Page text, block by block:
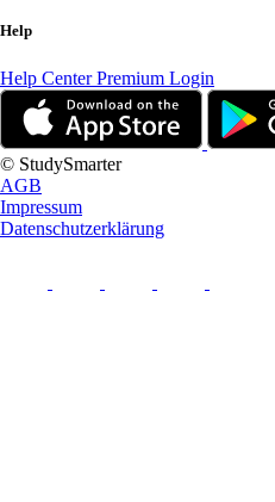
Help
Help CenterPremium Login
© StudySmarter
AGB
Impressum
Datenschutzerklärung